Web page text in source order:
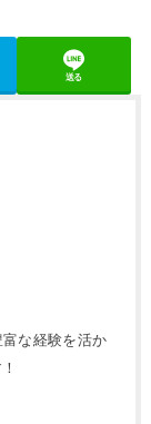
送る
な経験を活か